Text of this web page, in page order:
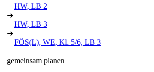
HW, LB 2
➔
HW, LB 3
➔
FÖS(L), WE, Kl. 5/6, LB 3
gemeinsam planen